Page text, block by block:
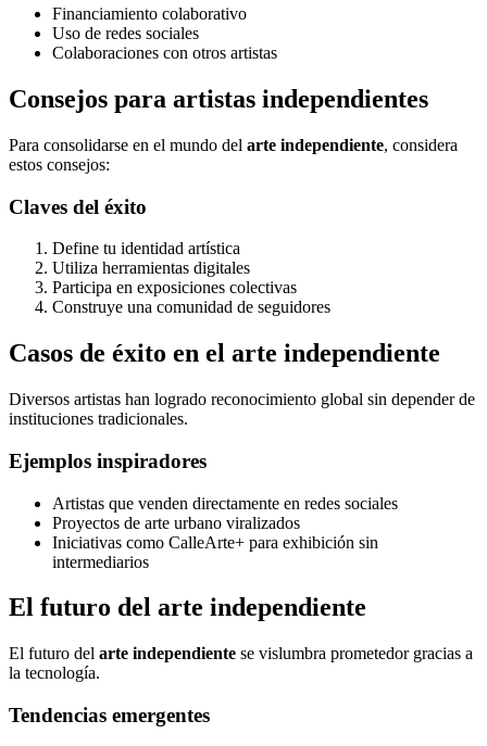
Financiamiento colaborativo
Uso de redes sociales
Colaboraciones con otros artistas
Consejos para artistas independientes
Para consolidarse en el mundo del arte independiente, considera
estos consejos:
Claves del éxito
Define tu identidad artística
Utiliza herramientas digitales
Participa en exposiciones colectivas
Construye una comunidad de seguidores
Casos de éxito en el arte independiente
Diversos artistas han logrado reconocimiento global sin depender de
instituciones tradicionales.
Ejemplos inspiradores
Artistas que venden directamente en redes sociales
Proyectos de arte urbano viralizados
Iniciativas como CalleArte+ para exhibición sin
intermediarios
El futuro del arte independiente
El futuro del arte independiente se vislumbra prometedor gracias a
la tecnología.
Tendencias emergentes